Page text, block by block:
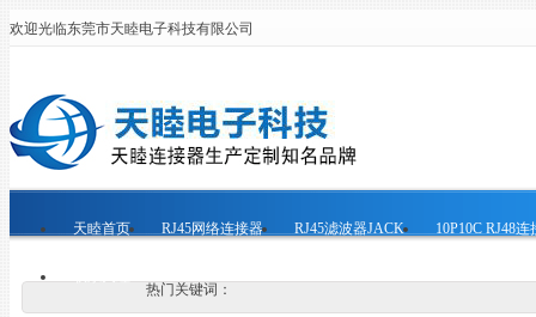
欢迎光临东莞市天睦电子科技有限公司
天睦首页 RJ45网络连接器 RJ45滤波器JACK 10P10C RJ48连
热门关键词：